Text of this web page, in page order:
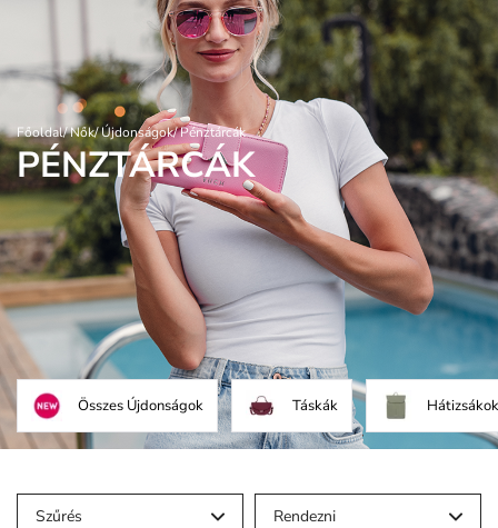
Főoldal/Nők/Újdonságok/Pénztárcák
PÉNZTÁRCÁK
Összes Újdonságok Táskák Hátizsákok
Szűrés Rendezni